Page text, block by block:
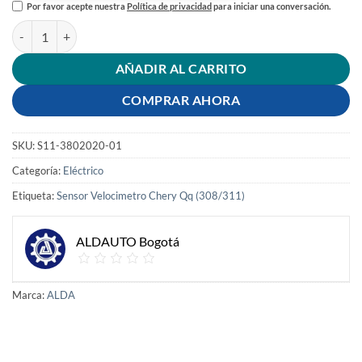
Por favor acepte nuestraPolítica de privacidad para iniciar una conversación.
Sensor Velocimetro Chery Qq (308/311) cantidad
AÑADIR AL CARRITO
COMPRAR AHORA
SKU:S11-3802020-01
Categoría: Eléctrico
Etiqueta:Sensor Velocimetro Chery Qq (308/311)
ALDAUTO Bogotá
Marca:ALDA